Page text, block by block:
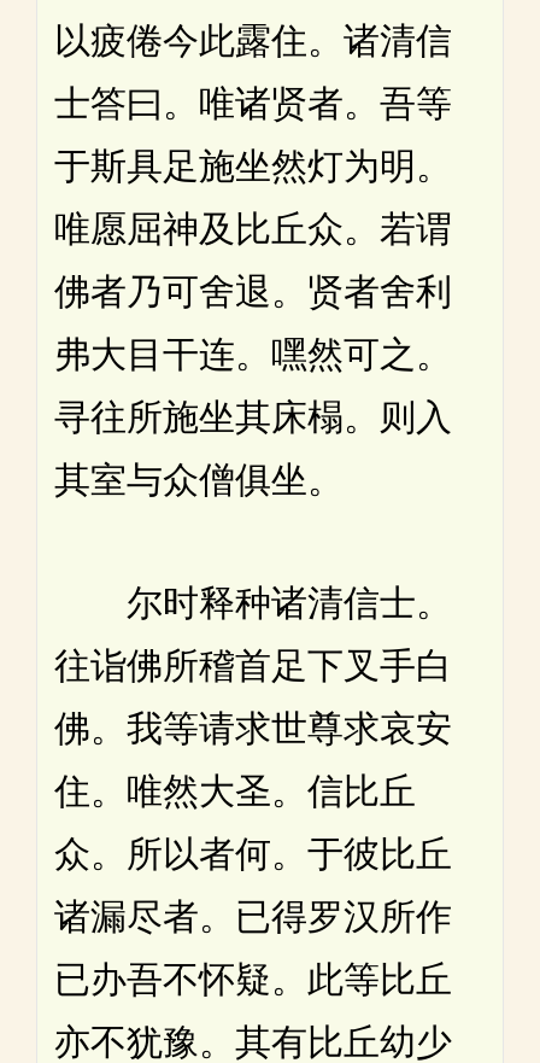
以疲倦今此露住。诸清信
士答曰。唯诸贤者。吾等
于斯具足施坐然灯为明。
唯愿屈神及比丘众。若谓
佛者乃可舍退。贤者舍利
弗大目干连。嘿然可之。
寻往所施坐其床榻。则入
其室与众僧俱坐。
尔时释种诸清信士。
往诣佛所稽首足下叉手白
佛。我等请求世尊求哀安
住。唯然大圣。信比丘
众。所以者何。于彼比丘
诸漏尽者。已得罗汉所作
已办吾不怀疑。此等比丘
亦不犹豫。其有比丘幼少